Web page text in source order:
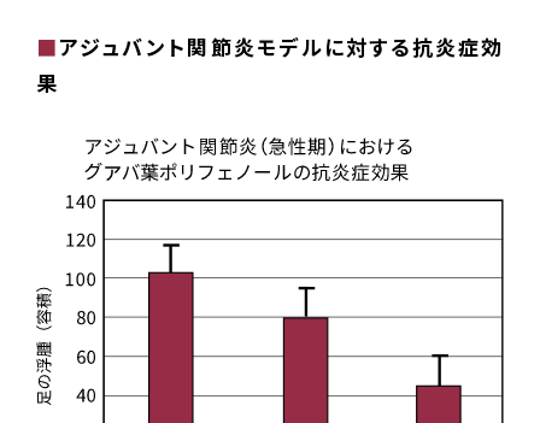
■アジュバント関節炎モデルに対する抗炎症効
果